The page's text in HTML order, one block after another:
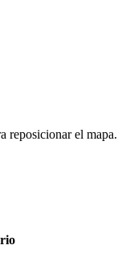
reposicionar el mapa.